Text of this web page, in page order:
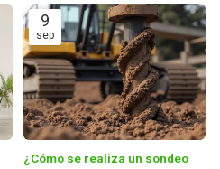
9
sep
¿Cómo se realiza un sondeo